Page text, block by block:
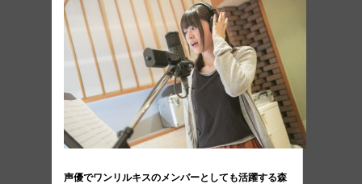
声優でワンリルキスのメンバーとしても活躍する森